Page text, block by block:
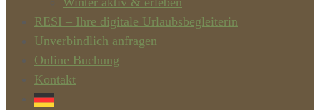
RESI – Ihre digitale Urlaubsbegleiterin
Unverbindlich anfragen
Online Buchung
Kontakt